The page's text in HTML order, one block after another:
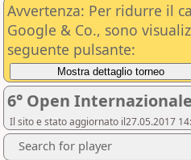
Avvertenza: Per ridurre il
Google & Co., sono
seguente pulsante:
6° Open
Il sito e stato aggiornato il27.05.2017
Search for player